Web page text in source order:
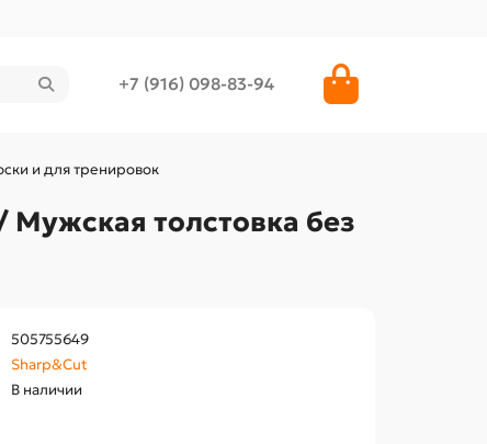
+7 (916) 098-83-94
и для тренировок
толстовка без
505755649
Sharp&Cut
В наличии